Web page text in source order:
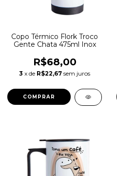
Copo Térmico Flork Troco
Gente Chata 475ml Inox
R$68,00
3 x de R$22,67 sem juros